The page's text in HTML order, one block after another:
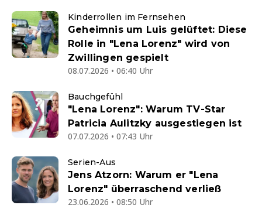
Kinderrollen im Fernsehen
Geheimnis um Luis gelüftet: Diese
Rolle in "Lena Lorenz" wird von
Zwillingen gespielt
08.07.2026 • 06:40 Uhr
Bauchgefühl
"Lena Lorenz": Warum TV-Star
Patricia Aulitzky ausgestiegen ist
07.07.2026 • 07:43 Uhr
Serien-Aus
Jens Atzorn: Warum er "Lena
Lorenz" überraschend verließ
23.06.2026 • 08:50 Uhr